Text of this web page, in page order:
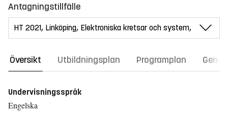
Antagningstillfälle
Översikt Utbildningsplan Programplan
Undervisningsspråk
Engelska